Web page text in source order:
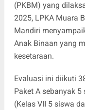
(PKBM) yang
2025, LPKA Muara
Mandiri
Anak Binaan yang
kesetaraan.
Evaluasi ini diikuti
Paket A sebanyak
(Kelas VII 5 siswa